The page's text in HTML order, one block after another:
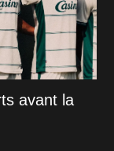
avant la